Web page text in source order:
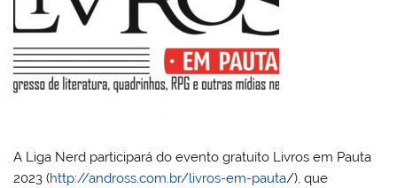
A Liga Nerd participará do evento gratuito Livros em Pauta
2023 (http://andross.com.br/livros-em-pauta/), que